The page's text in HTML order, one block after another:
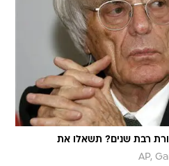
רבת שנים? תשאלו את
AP,